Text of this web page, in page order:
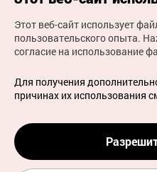
(с) Национальная
права защищены
Для извещения об
работой веб-сайта,
официальный адрес
russian@knto.or.kr
Этот веб-сайт использует
пользовательского опыта.
согласие на использование
Для получения
причинах их использования